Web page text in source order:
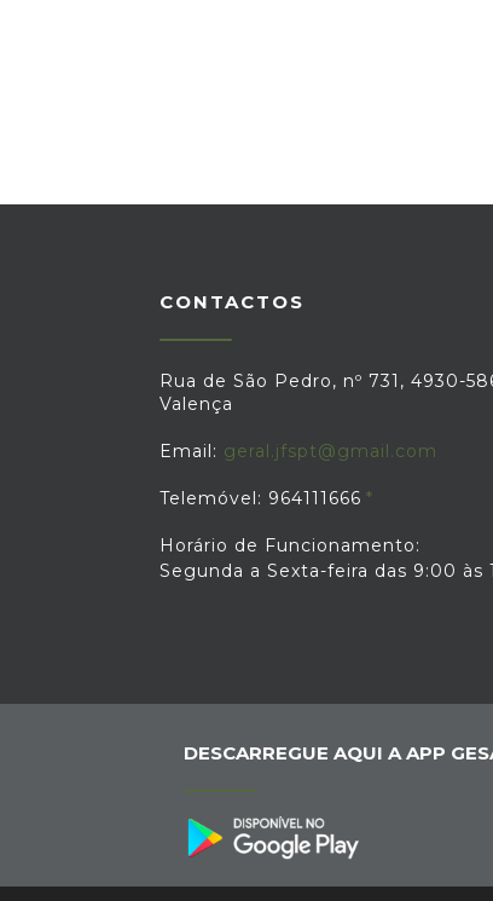
CONTACTOS
Rua de São Pedro, nº 731, 4930-
Valença
Email: geral.jfspt@gmail.com
Telemóvel: 964111666
Horário de Funcionamento:
Segunda a Sexta-feira das 9:00 às
DESCARREGUE AQUI A APP